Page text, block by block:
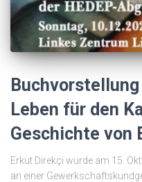
Leben für den
Geschichte von
Erkut Direkçi wurde am 15.
an einer